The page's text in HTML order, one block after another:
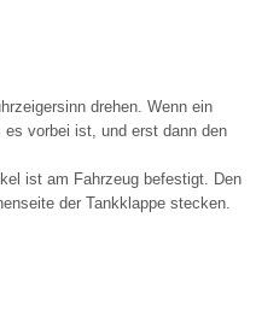
drehen. Wenn ein
vorbei ist, und erst dann den
ist am Fahrzeug befestigt. Den
der Tankklappe stecken.